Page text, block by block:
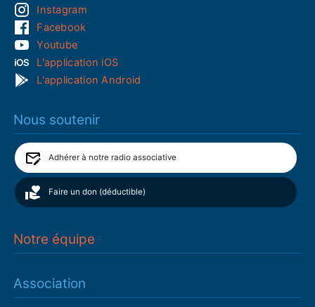
Instagram
Facebook
Youtube
L'application iOS
L'application Android
Nous soutenir
Adhérer à notre radio associative
Faire un don (déductible)
Notre équipe
Association